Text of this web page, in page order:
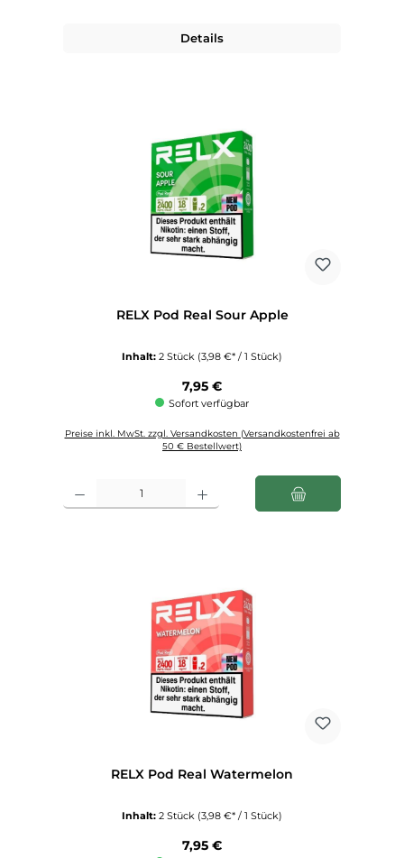
Details
RELX Pod Real Sour Apple
Inhalt: 2 Stück (3,98 €* / 1 Stück)
Regulärer Preis:
7,95 €
Sofort verfügbar
Preise inkl. MwSt. zzgl. Versandkosten (Versandkostenfrei ab
50 € Bestellwert)
RELX Pod Real Watermelon
Inhalt: 2 Stück (3,98 €* / 1 Stück)
Regulärer Preis:
7,95 €